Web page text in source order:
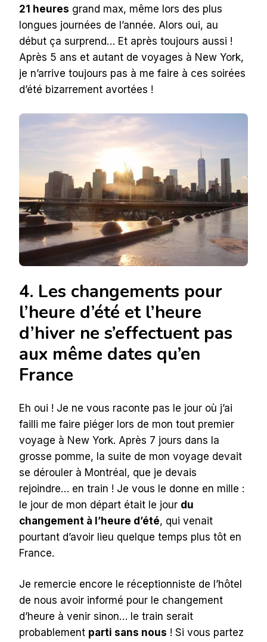
21 heures grand max, même lors des plus
longues journées de l’année. Alors oui, au
début ça surprend… Et après toujours aussi !
Après 5 ans et autant de voyages à New York,
je n’arrive toujours pas à me faire à ces soirées
d’été bizarrement avortées !
4. Les changements pour
l’heure d’été et l’heure
d’hiver ne s’effectuent pas
aux même dates qu’en
France
Eh oui ! Je ne vous raconte pas le jour où j’ai
failli me faire piéger lors de mon tout premier
voyage à New York. Après 7 jours dans la
grosse pomme, la suite de mon voyage devait
se dérouler à Montréal, que je devais
rejoindre… en train ! Je vous le donne en mille :
le jour de mon départ était le jour du
changement à l’heure d’été, qui venait
pourtant d’avoir lieu quelque temps plus tôt en
France.
Je remercie encore le réceptionniste de l’hôtel
de nous avoir informé pour le changement
d’heure à venir sinon… le train serait
probablement parti sans nous ! Si vous partez